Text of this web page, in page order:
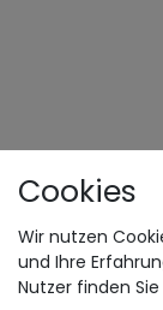
Cookies
Wir nutzen
und Ihre
Nutzer finden Sie